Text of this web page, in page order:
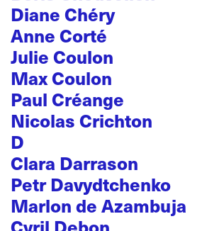
Diane Chéry
Anne Corté
Julie Coulon
Max Coulon
Paul Créange
Nicolas Crichton
D
Clara Darrason
Petr Davydtchenko
Marlon de Azambuja